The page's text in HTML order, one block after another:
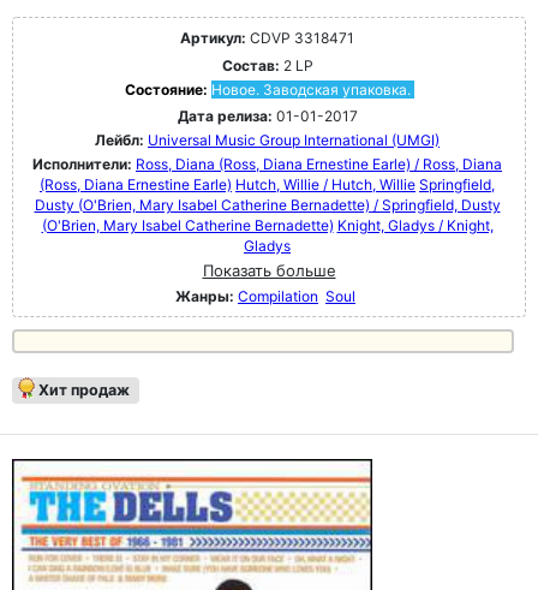
Артикул: CDVP 3318471
Состав: 2 LP
Состояние: Новое. Заводская упаковка.
Дата релиза: 01-01-2017
Лейбл: Universal Music Group International (UMGI)
Исполнители: Ross, Diana (Ross, Diana Ernestine Earle) / Ross, Diana
(Ross, Diana Ernestine Earle) Hutch, Willie / Hutch, Willie Springfield,
Dusty (O'Brien, Mary Isabel Catherine Bernadette) / Springfield, Dusty
(O'Brien, Mary Isabel Catherine Bernadette) Knight, Gladys / Knight,
Gladys
Показать больше
Жанры: Compilation Soul
Хит продаж